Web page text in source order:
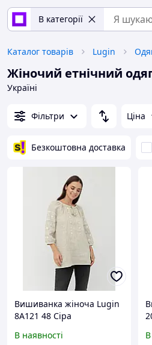
В категорії
Каталог товарів Lugin
Жіночий етнічний
Україні
Фільтри Ціна
Безкоштовна доставка
Вишиванка жіноча Lugin
8А121 48 Сіра
В наявності